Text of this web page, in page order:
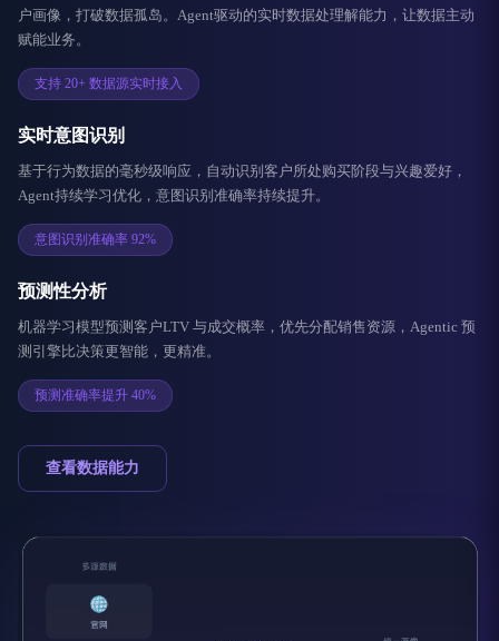
户画像，打破数据孤岛。Agent驱动的实时数据处理解能力，让数据主动
赋能业务。
支持 20+ 数据源实时接入
实时意图识别
基于行为数据的毫秒级响应，自动识别客户所处购买阶段与兴趣爱好，
Agent持续学习优化，意图识别准确率持续提升。
意图识别准确率 92%
预测性分析
机器学习模型预测客户LTV 与成交概率，优先分配销售资源，Agentic 预
测引擎比决策更智能，更精准。
预测准确率提升 40%
查看数据能力